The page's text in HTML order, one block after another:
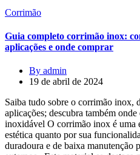
Corrimão
Guia completo corrimão inox:
aplicações e onde comprar
By admin
19 de abril de 2024
Saiba tudo sobre o corrimão inox,
aplicações; descubra também
inoxidável O corrimão inox é uma
estética quanto por sua
duradoura e de baixa manutenção